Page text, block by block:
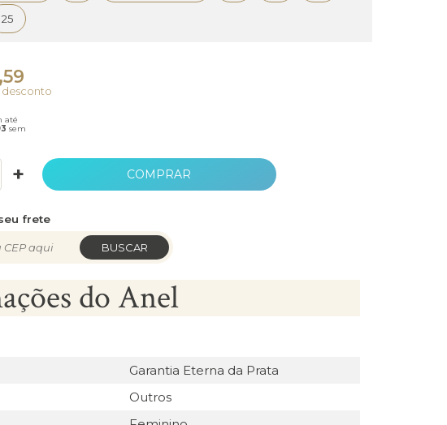
25
desconto
até
sem
+ COMPRAR
frete
BUSCAR
do Anel
Garantia Eterna da Prata
Outros